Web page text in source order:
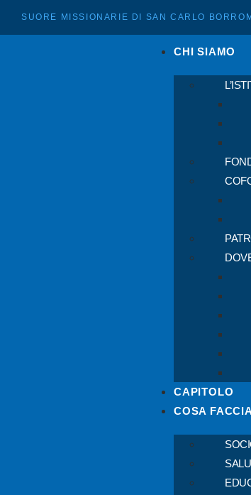
SUORE MISSIONARIE DI SAN CARLO
CHI SIAMO
CAPITOLO
COSA